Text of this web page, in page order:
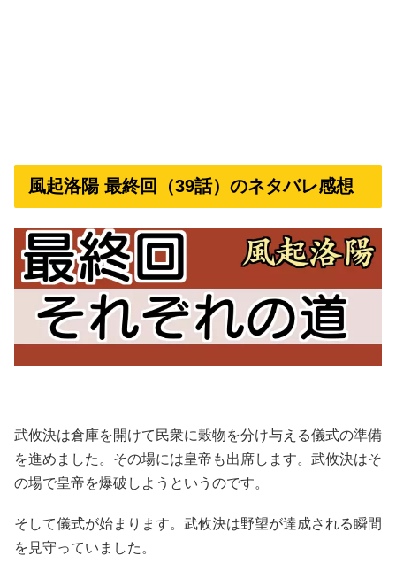
風起洛陽 最終回（39話）のネタバレ感想
武攸決は倉庫を開けて民衆に穀物を分け与える儀式の準備
を進めました。その場には皇帝も出席します。武攸決はそ
の場で皇帝を爆破しようというのです。
そして儀式が始まります。武攸決は野望が達成される瞬間
を見守っていました。